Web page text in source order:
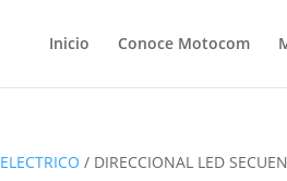
Inicio Conoce Motocom
ELECTRICO / DIRECCIONAL LED